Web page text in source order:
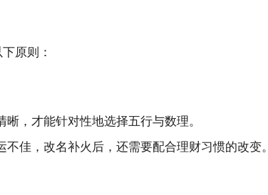
原则：
，才能针对性地选择五行与数理。
佳，改名补火后，还需要配合理财习惯的改变。